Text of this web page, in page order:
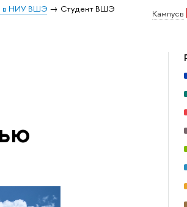
Кампус в
в НИУ ВШЭ
Студент ВШЭ